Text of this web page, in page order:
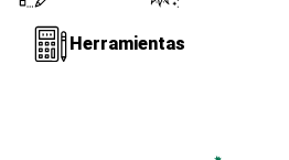
Herramientas